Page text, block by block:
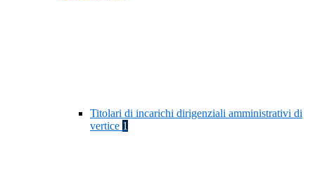
Titolari di incarichi dirigenziali amministrativi di
vertice 1